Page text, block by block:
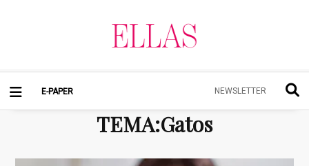
E-PAPER NEWSLETTER
TEMA:Gatos